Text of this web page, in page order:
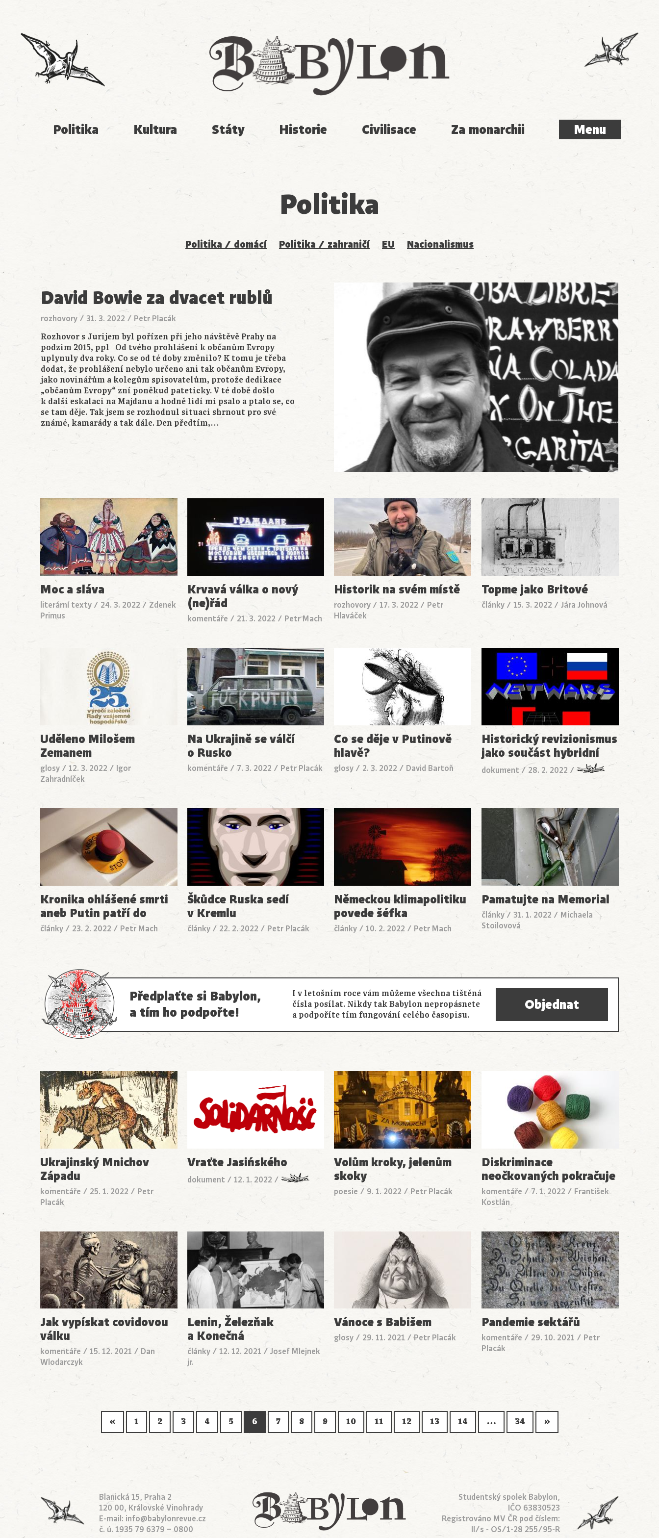
Babylon
Politika Kultura Státy Historie Civilisace Za monarchii Menu
Menu
Politika
Politika / domácí Politika / zahraničí EU Nacionalismus
David Bowie za dvacet rublů
rozhovory /31. 3. 2022 / Petr Placák
Rozhovor s Jurijem byl pořízen při jeho návštěvě Prahy na
podzim 2015, ppl Od tvého prohlášení k občanům Evropy
uplynuly dva roky. Co se od té doby změnilo? K tomu je třeba
dodat, že prohlášení nebylo určeno ani tak občanům Evropy,
jako novinářům a kolegům spisovatelům, protože dedikace
„občanům Evropy“ zní poněkud pateticky. V té době došlo
k další eskalaci na Majdanu a hodně lidí mi psalo a ptalo se, co
se tam děje. Tak jsem se rozhodnul situaci shrnout pro své
známé, kamarády a tak dále. Den předtím,…
Moc a sláva
literární texty / 24. 3. 2022 / Zdenek
Primus
Krvavá válka o nový
(ne)řád
komentáře / 21. 3. 2022 / Petr Mach
Historik na svém místě
rozhovory /17. 3. 2022 / Petr
Hlaváček
Topme jako Britové
články /15. 3. 2022 /Jára Johnová
Uděleno Milošem
Zemanem
glosy / 12. 3. 2022 / Igor
Zahradníček
Na Ukrajině se válčí
o Rusko
komentáře / 7. 3. 2022 / Petr Placák
Co se děje v Putinově
hlavě?
glosy / 2. 3. 2022 / David Bartoň
Historický revizionismus
jako součást hybridní
dokument / 28. 2. 2022 /
Kronika ohlášené smrti
aneb Putin patří do
články / 23. 2. 2022 / Petr Mach
Škůdce Ruska sedí
v Kremlu
články/ 22. 2. 2022 / Petr Placák
Německou klimapolitiku
povede šéfka
články /10. 2. 2022 / Petr Mach
Pamatujte na Memorial
články/31. 1. 2022 / Michaela
Stoilovová
Předplaťte si Babylon,
a tím ho podpořte!
I v letošním roce vám můžeme všechna tištěná
čísla posílat. Nikdy tak Babylon nepropásnete
a podpoříte tím fungování celého časopisu.
Objednat
Ukrajinský Mnichov
Západu
komentáře / 25. 1. 2022 / Petr
Placák
Vraťte Jasińského
dokument / 12. 1. 2022 /
Volům kroky, jelenům
skoky
poesie / 9. 1. 2022 / Petr Placák
Diskriminace
neočkovaných pokračuje
komentáře / 7. 1. 2022 / František
Kostlán
Jak vypískat covidovou
válku
komentáře / 15. 12. 2021 / Dan
Wlodarczyk
Lenin, Železňak
a Konečná
články/ 12. 12. 2021 / Josef Mlejnek
jr.
Vánoce s Babišem
glosy / 29. 11. 2021 /Petr Placák
Pandemie sektářů
komentáře / 29. 10. 2021 / Petr
Placák
« 1 2 3 4 5 6 7 8 9 10 11 12 13 14 … 34 »
Blanická 15, Praha 2
120 00, Královské Vinohrady
E-mail: info@babylonrevue.cz
č. ú. 1935 79 6379 – 0800
Studentský spolek Babylon,
IČO 63830523
Registrováno MV ČR pod číslem:
II/s - OS/1-28 255/95-R